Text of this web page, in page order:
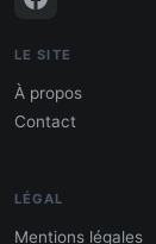
LE SITE
À propos
Contact
LÉGAL
Mentions légales